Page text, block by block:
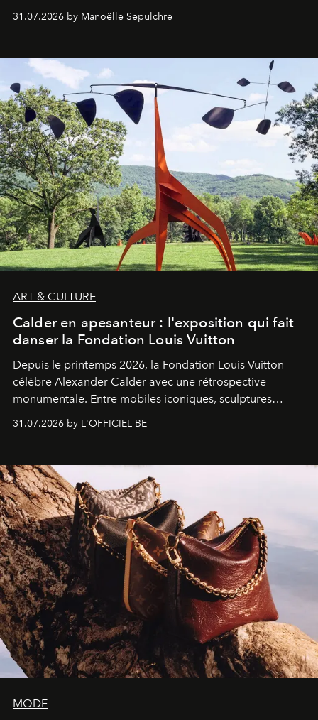
31.07.2026 by Manoëlle Sepulchre
ART & CULTURE
Calder en apesanteur : l'exposition qui fait
danser la Fondation Louis Vuitton
Depuis le printemps 2026, la Fondation Louis Vuitton
célèbre Alexander Calder avec une rétrospective
monumentale. Entre mobiles iconiques, sculptures
monumentales et poésie du mouvement, l'artiste
américain investit les espaces imaginés par Frank Gehry
sculpture.
31.07.2026 by L'OFFICIEL BE
MODE